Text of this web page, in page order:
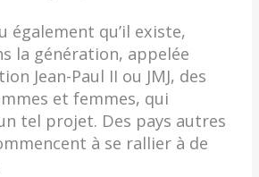
également qu’il existe,
la génération, appelée
Jean-Paul II ou JMJ, des
et femmes, qui
tel projet. Des pays autres
à se rallier à de